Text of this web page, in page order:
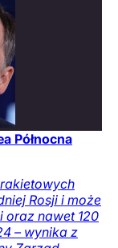
Północna
Rosji i może
oraz nawet 120
– wynika z